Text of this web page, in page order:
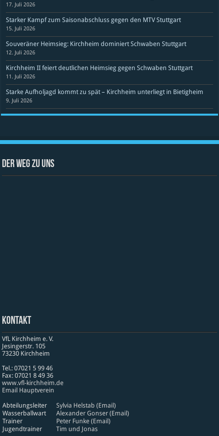
17. Juli 2026
Starker Kampf zum Saisonabschluss gegen den MTV Stuttgart
15. Juli 2026
Souveräner Heimsieg: Kirchheim dominiert Schwaben Stuttgart
12. Juli 2026
Kirchheim II feiert deutlichen Heimsieg gegen Schwaben Stuttgart
11. Juli 2026
Starke Aufholjagd kommt zu spät – Kirchheim unterliegt in Bietigheim
9. Juli 2026
Der Weg zu uns
Kontakt
VfL Kirchheim e. V.
Jesinger­str. 105
73230 Kirch­heim
Tel.: 07021 5 99 46
Fax: 07021 8 49 36
www​.vfl​-kirch​heim​.de
Email Hauptverein
Abteilungsleiter
Sylvia Helstab (Email)
Wasserballwart
Alexander Gonser (Email)
Trainer
Peter Funke (Email)
Jugendtrainer
Tim und Jonas